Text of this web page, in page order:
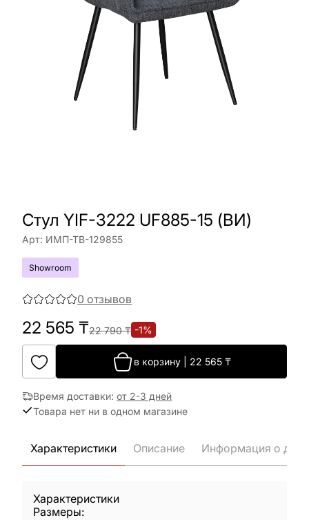
Стул YIF-3222 UF885-15 (ВИ)
Арт: ИМП-ТВ-129855
Showroom
0 отзывов
22 565 ₸22 790₸ -1%
в корзину 22 565 ₸
Время доставки: от 2-3 дней
Товара нет ни в одном магазине
Характеристики Описание Информация о
Характеристики
Размеры: